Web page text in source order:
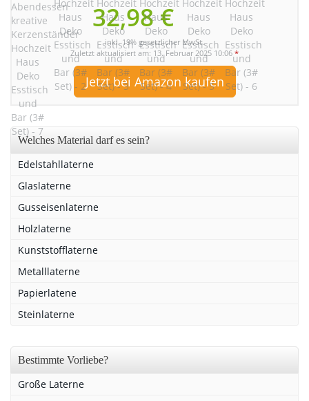
32,98 €
inkl. 19% gesetzlicher MwSt.
Zuletzt aktualisiert am: 13. Februar 2025 10:06 *
Jetzt bei Amazon kaufen
Welches Material darf es sein?
Edelstahllaterne
Glaslaterne
Gusseisenlaterne
Holzlaterne
Kunststofflaterne
Metalllaterne
Papierlatene
Steinlaterne
Bestimmte Vorliebe?
Große Laterne